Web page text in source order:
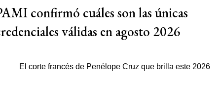
confirmó cuáles son las únicas
válidas en agosto 2026